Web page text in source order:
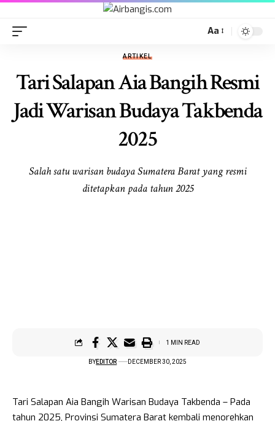
Aa
ARTIKEL
Tari Salapan Aia Bangih Resmi
Jadi Warisan Budaya Takbenda
2025
Salah satu warisan budaya Sumatera Barat yang resmi
ditetapkan pada tahun 2025
BYEDITOR DECEMBER 30, 2025
1 MIN READ
Tari Salapan Aia Bangih Warisan Budaya Takbenda – Pada
tahun 2025, Provinsi Sumatera Barat kembali menorehkan